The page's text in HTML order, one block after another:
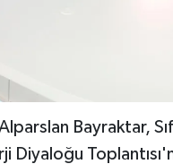
Bayraktar,
Diyaloğu